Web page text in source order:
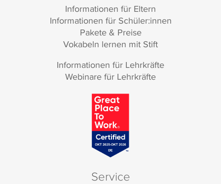
Informationen für Eltern
Informationen für Schüler:innen
Pakete & Preise
Vokabeln lernen mit Stift
Informationen für Lehrkräfte
Webinare für Lehrkräfte
Service